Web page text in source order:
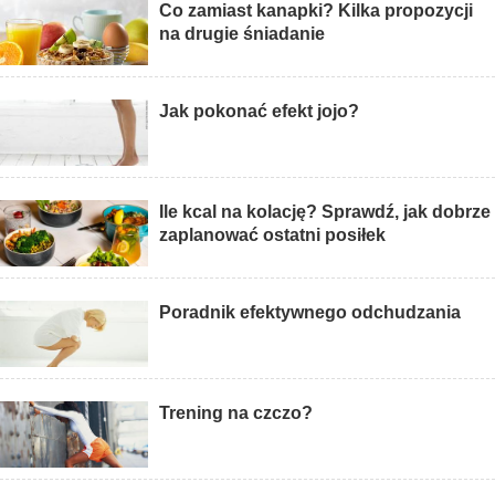
Co zamiast kanapki? Kilka propozycji
na drugie śniadanie
Jak pokonać efekt jojo?
Ile kcal na kolację? Sprawdź, jak dobrze
zaplanować ostatni posiłek
Poradnik efektywnego odchudzania
Trening na czczo?